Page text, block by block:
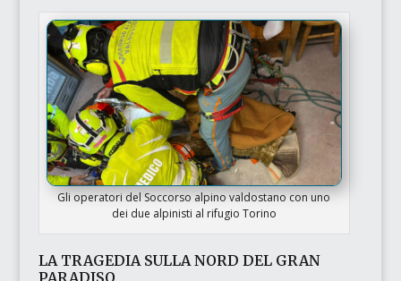
Gli operatori del Soccorso alpino valdostano con uno
dei due alpinisti al rifugio Torino
LA TRAGEDIA SULLA NORD DEL GRAN